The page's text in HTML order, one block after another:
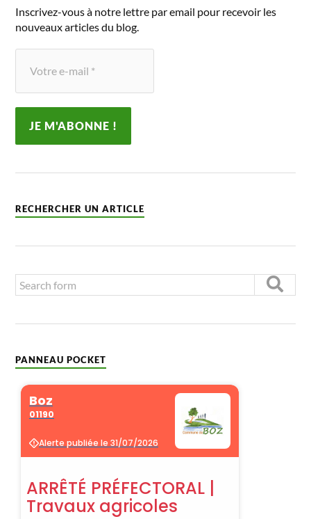
Inscrivez-vous à notre lettre par email pour recevoir les
nouveaux articles du blog.
RECHERCHER UN ARTICLE
PANNEAU POCKET